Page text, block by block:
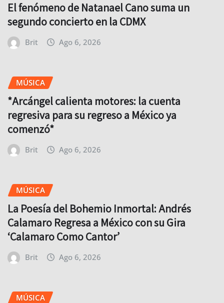
El fenómeno de Natanael Cano suma un
segundo concierto en la CDMX
Brit Ago 6, 2026
MÚSICA
*Arcángel calienta motores: la cuenta
regresiva para su regreso a México ya
comenzó*
Brit Ago 6, 2026
MÚSICA
La Poesía del Bohemio Inmortal: Andrés
Calamaro Regresa a México con su Gira
‘Calamaro Como Cantor’
Brit Ago 6, 2026
MÚSICA